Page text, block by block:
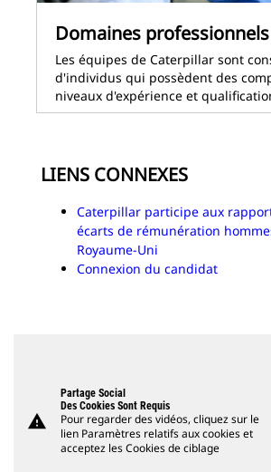
Domaines professionnels
Les équipes de Caterpillar sont
d'individus qui possèdent des
niveaux d'expérience et
LIENS CONNEXES
Caterpillar participe aux
écarts de rémunération
Royaume-Uni
Connexion du candidat
warning
Partage Social
Des Cookies Sont Requis
Pour regarder des vidéos, cliquez sur le
lien Paramètres relatifs aux cookies et
acceptez les Cookies de ciblage